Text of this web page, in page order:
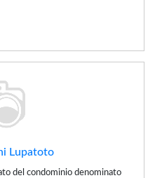
Lupatoto
del condominio denominato